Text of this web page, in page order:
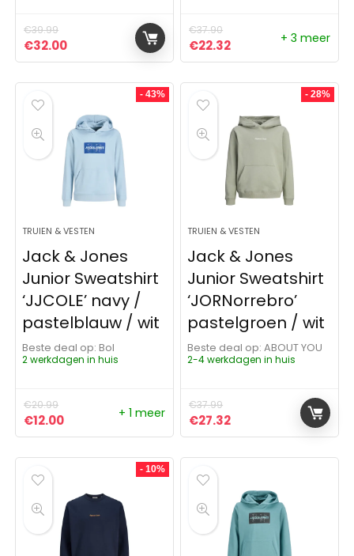
€39.99
Oorspronkelijke prijs was: €39.99.
€32.00Huidige prijs is: €32.00.
€37.90
Oorspronkelijke prijs was:
€22.32Huidige prijs is:
+ 3 meer
- 43%
TRUIEN & VESTEN
Jack & Jones
Junior Sweatshirt
‘JJCOLE’ navy /
pastelblauw / wit
Beste deal op:
Bol
2 werkdagen in huis
€20.99
Oorspronkelijke prijs was: €20.99.
€12.00Huidige prijs is: €12.00.
+ 1 meer
- 28%
TRUIEN & VESTEN
Jack & Jones
Junior Sweatshirt
‘JORNorrebro’
pastelgroen / wit
Beste deal op:
ABOUT YOU
2-4 werkdagen in huis
€37.99
Oorspronkelijke prijs was:
€27.32Huidige prijs is:
- 10%